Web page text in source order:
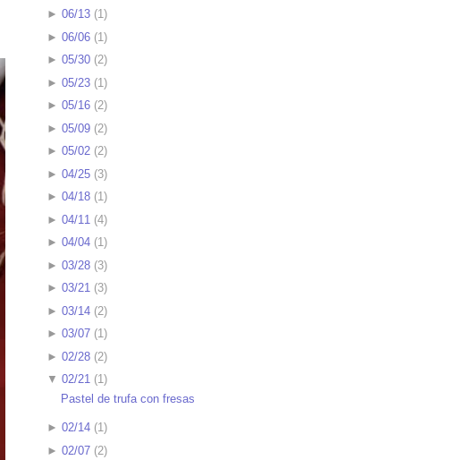
► 06/13(1)
► 06/06(1)
► 05/30(2)
► 05/23(1)
► 05/16(2)
► 05/09(2)
► 05/02(2)
► 04/25(3)
► 04/18(1)
► 04/11 (4)
► 04/04(1)
► 03/28(3)
► 03/21(3)
► 03/14(2)
► 03/07(1)
► 02/28(2)
▼ 02/21(1)
Pastel de trufa con fresas
► 02/14(1)
► 02/07(2)